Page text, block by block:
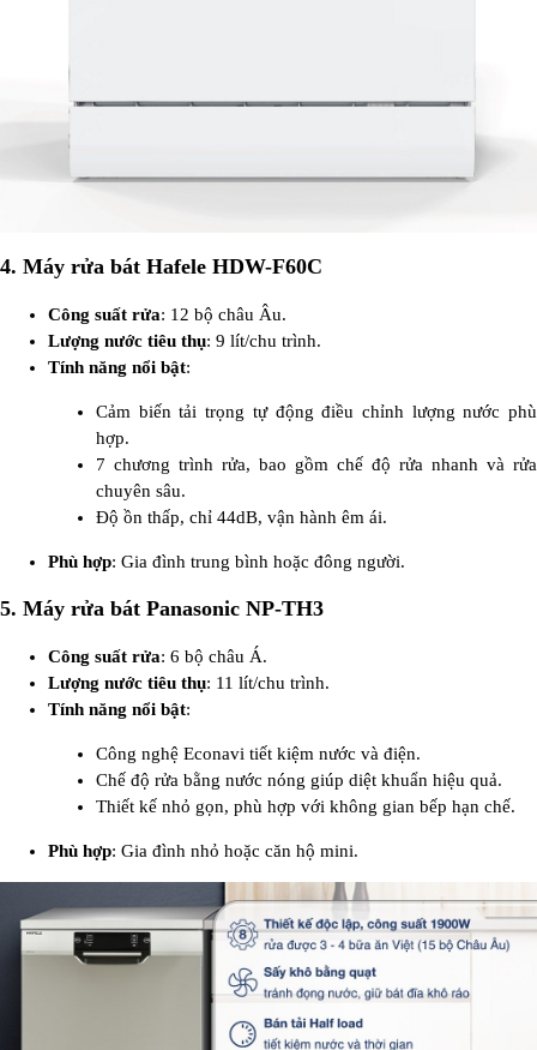
4. Máy rửa bát Hafele HDW-F60C
Công suất rửa: 12 bộ châu Âu.
Lượng nước tiêu thụ: 9 lít/chu trình.
Tính năng nổi bật:
Cảm biến tải trọng tự động điều chỉnh lượng nước phù
hợp.
7 chương trình rửa, bao gồm chế độ rửa nhanh và rửa
chuyên sâu.
Độ ồn thấp, chỉ 44dB, vận hành êm ái.
Phù hợp: Gia đình trung bình hoặc đông người.
5. Máy rửa bát Panasonic NP-TH3
Công suất rửa: 6 bộ châu Á.
Lượng nước tiêu thụ: 11 lít/chu trình.
Tính năng nổi bật:
Công nghệ Econavi tiết kiệm nước và điện.
Chế độ rửa bằng nước nóng giúp diệt khuẩn hiệu quả.
Thiết kế nhỏ gọn, phù hợp với không gian bếp hạn chế.
Phù hợp: Gia đình nhỏ hoặc căn hộ mini.